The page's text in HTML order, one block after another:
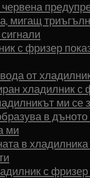
мигащ
с фризер
от
хладилник с
ми се
в дъното
ми
в
с фризер